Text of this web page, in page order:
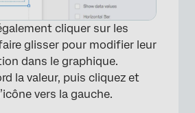
cliquer sur les
glisser pour modifier leur
dans le graphique.
la valeur, puis cliquez et
vers la gauche.